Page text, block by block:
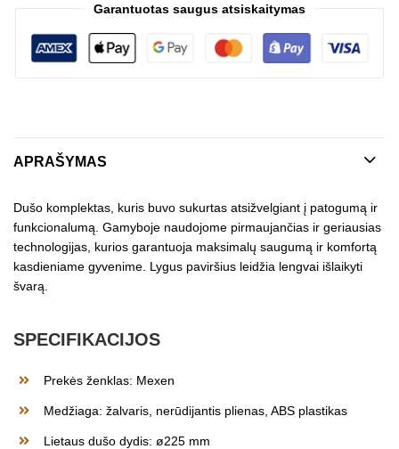
Garantuotas saugus atsiskaitymas
APRAŠYMAS
Dušo komplektas, kuris buvo sukurtas atsižvelgiant į patogumą ir
funkcionalumą. Gamyboje naudojome pirmaujančias ir geriausias
technologijas, kurios garantuoja maksimalų saugumą ir komfortą
kasdieniame gyvenime. Lygus paviršius leidžia lengvai išlaikyti
švarą.
SPECIFIKACIJOS
Prekės ženklas: Mexen
Medžiaga: žalvaris, nerūdijantis plienas, ABS plastikas
Lietaus dušo dydis: ø225 mm